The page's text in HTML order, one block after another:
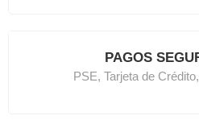
PAGOS
PSE, Tarjeta de